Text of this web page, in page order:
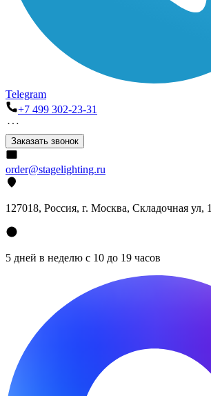
Telegram
+7 499 302-23-31
Заказать звонок
order@stagelighting.ru
127018, Россия, г. Москва, Складочная ул, 1
5 дней в неделю с 10 до 19 часов